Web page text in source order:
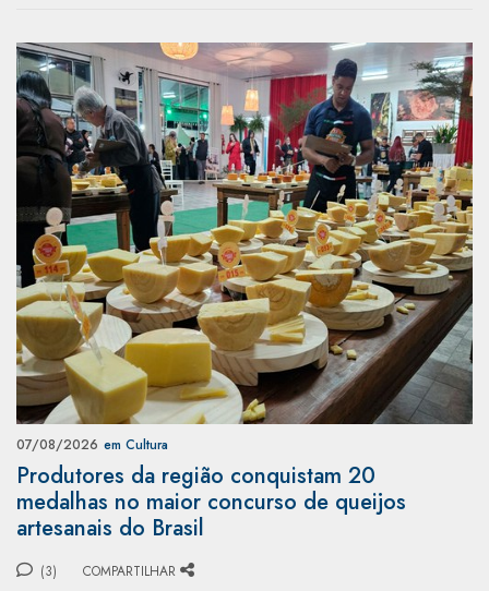
07/08/2026 em Cultura
Produtores da região conquistam 20
medalhas no maior concurso de queijos
artesanais do Brasil
(3) COMPARTILHAR